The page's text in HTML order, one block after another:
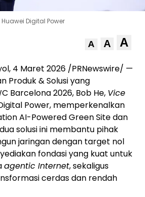
Huawei Digital Power
A A A
4 Maret 2026 /PRNewswire/ —
Produk & Solusi yang
Barcelona 2026, Bob He, Vice
Power, memperkenalkan
AI-Powered Green Site dan
solusi ini membantu pihak
jaringan dengan target nol
fondasi yang kuat untuk
agentic Internet, sekaligus
cerdas dan rendah